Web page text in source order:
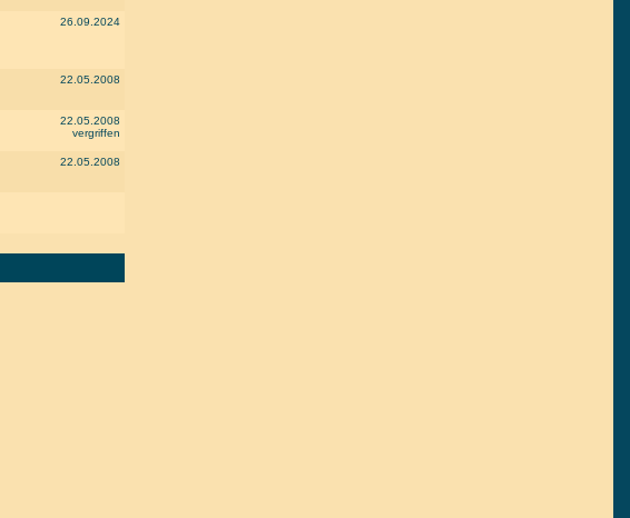
26.09.2024
22.05.2008
22.05.2008
vergriffen
22.05.2008